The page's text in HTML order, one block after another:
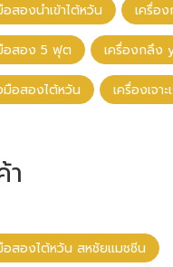
สองนําเข้าไต้หวัน เครื่อ
อสอง 5 ฟุต เครื่องกลึง
อสองไต้หวัน เครื่องเจา
อสองไต้หวัน สหชัยแมชชีน